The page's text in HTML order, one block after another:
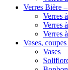
Verres Bière
Verres
Verres
Verres
Vases,
Vases